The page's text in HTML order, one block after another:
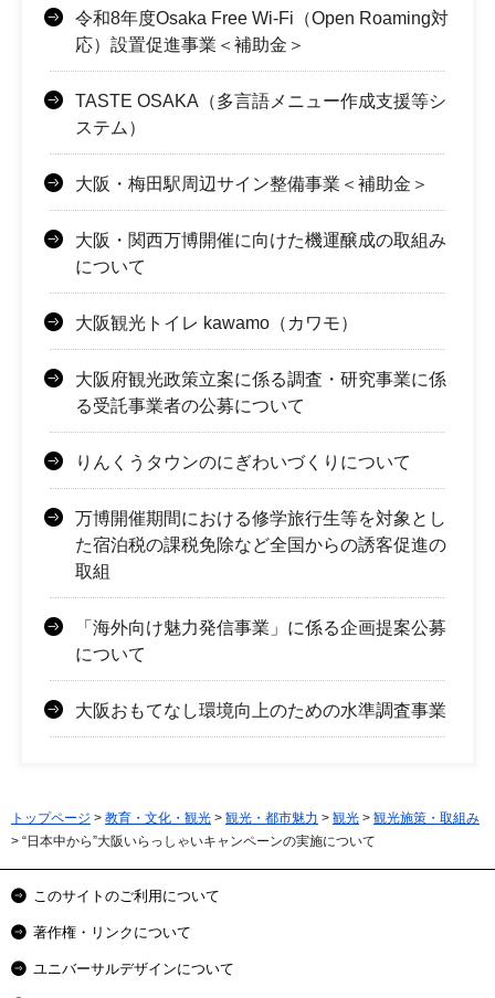
令和8年度Osaka Free Wi-Fi（Open Roaming対
応）設置促進事業＜補助金＞
TASTE OSAKA（多言語メニュー作成支援等シ
ステム）
大阪・梅田駅周辺サイン整備事業＜補助金＞
大阪・関西万博開催に向けた機運醸成の取組み
について
大阪観光トイレ kawamo（カワモ）
大阪府観光政策立案に係る調査・研究事業に係
る受託事業者の公募について
りんくうタウンのにぎわいづくりについて
万博開催期間における修学旅行生等を対象とし
た宿泊税の課税免除など全国からの誘客促進の
取組
「海外向け魅力発信事業」に係る企画提案公募
について
大阪おもてなし環境向上のための水準調査事業
トップページ > 教育・文化・観光 > 観光・都市魅力 > 観光 > 観光施策・取組み
> “日本中から”大阪いらっしゃいキャンペーンの実施について
このサイトのご利用について
著作権・リンクについて
ユニバーサルデザインについて